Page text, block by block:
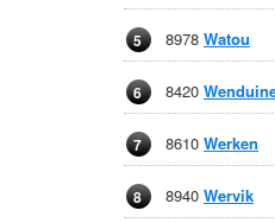
5 8978 Watou
6 8420
7 8610 Werken
8 8940 Wervik